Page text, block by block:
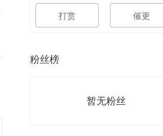
打赏 催更
粉丝榜
暂无粉丝